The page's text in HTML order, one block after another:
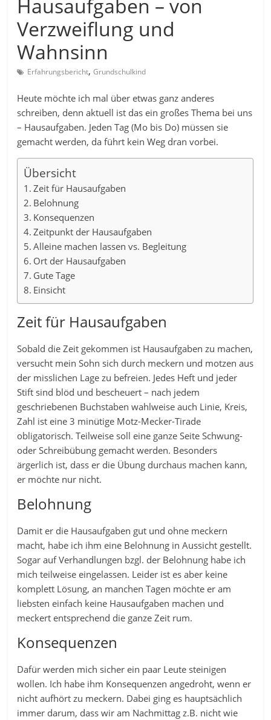
Hausaufgaben – von
Verzweiflung und
Wahnsinn
Erfahrungsbericht,Grundschulkind
Heute möchte ich mal über etwas ganz anderes
schreiben, denn aktuell ist das ein großes Thema bei uns
– Hausaufgaben. Jeden Tag (Mo bis Do) müssen sie
gemacht werden, da führt kein Weg dran vorbei.
Übersicht
Zeit für Hausaufgaben
Belohnung
Konsequenzen
Zeitpunkt der Hausaufgaben
Alleine machen lassen vs. Begleitung
Ort der Hausaufgaben
Gute Tage
Einsicht
Zeit für Hausaufgaben
Sobald die Zeit gekommen ist Hausaufgaben zu machen,
versucht mein Sohn sich durch meckern und motzen aus
der misslichen Lage zu befreien. Jedes Heft und jeder
Stift sind blöd und bescheuert – nach jedem
geschriebenen Buchstaben wahlweise auch Linie, Kreis,
Zahl ist eine 3 minütige Motz-Mecker-Tirade
obligatorisch. Teilweise soll eine ganze Seite Schwung-
oder Schreibübung gemacht werden. Besonders
ärgerlich ist, dass er die Übung durchaus machen kann,
er möchte nur nicht.
Belohnung
Damit er die Hausaufgaben gut und ohne meckern
macht, habe ich ihm eine Belohnung in Aussicht gestellt.
Sogar auf Verhandlungen bzgl. der Belohnung habe ich
mich teilweise eingelassen. Leider ist es aber keine
komplett Lösung, an manchen Tagen möchte er am
liebsten einfach keine Hausaufgaben machen und
meckert entsprechend die ganze Zeit rum.
Konsequenzen
Dafür werden mich sicher ein paar Leute steinigen
wollen. Ich habe ihm Konsequenzen angedroht, wenn er
nicht aufhört zu meckern. Dabei ging es hauptsächlich
immer darum, dass wir am Nachmittag z.B. nicht wie